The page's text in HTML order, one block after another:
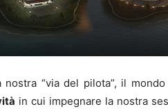
“via del pilota”, il mondo
in cui impegnare la nostra